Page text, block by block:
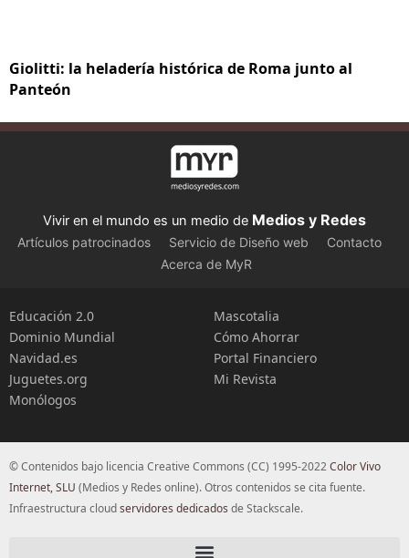
Giolitti: la heladería histórica de Roma junto al
Panteón
Vivir en el mundo es un medio de Medios y Redes
Artículos patrocinados Servicio de Diseño web
Contacto
Acerca de MyR
Educación 2.0
Dominio Mundial
Navidad.es
Juguetes.org
Monólogos
Mascotalia
Cómo Ahorrar
Portal Financiero
Mi Revista
© Contenidos bajo licencia Creative Commons (CC) 1995-2022Color Vivo
Internet, SLU (Medios y Redes online). Otros contenidos se cita fuente.
Infraestructura cloudservidores dedicados de Stackscale.